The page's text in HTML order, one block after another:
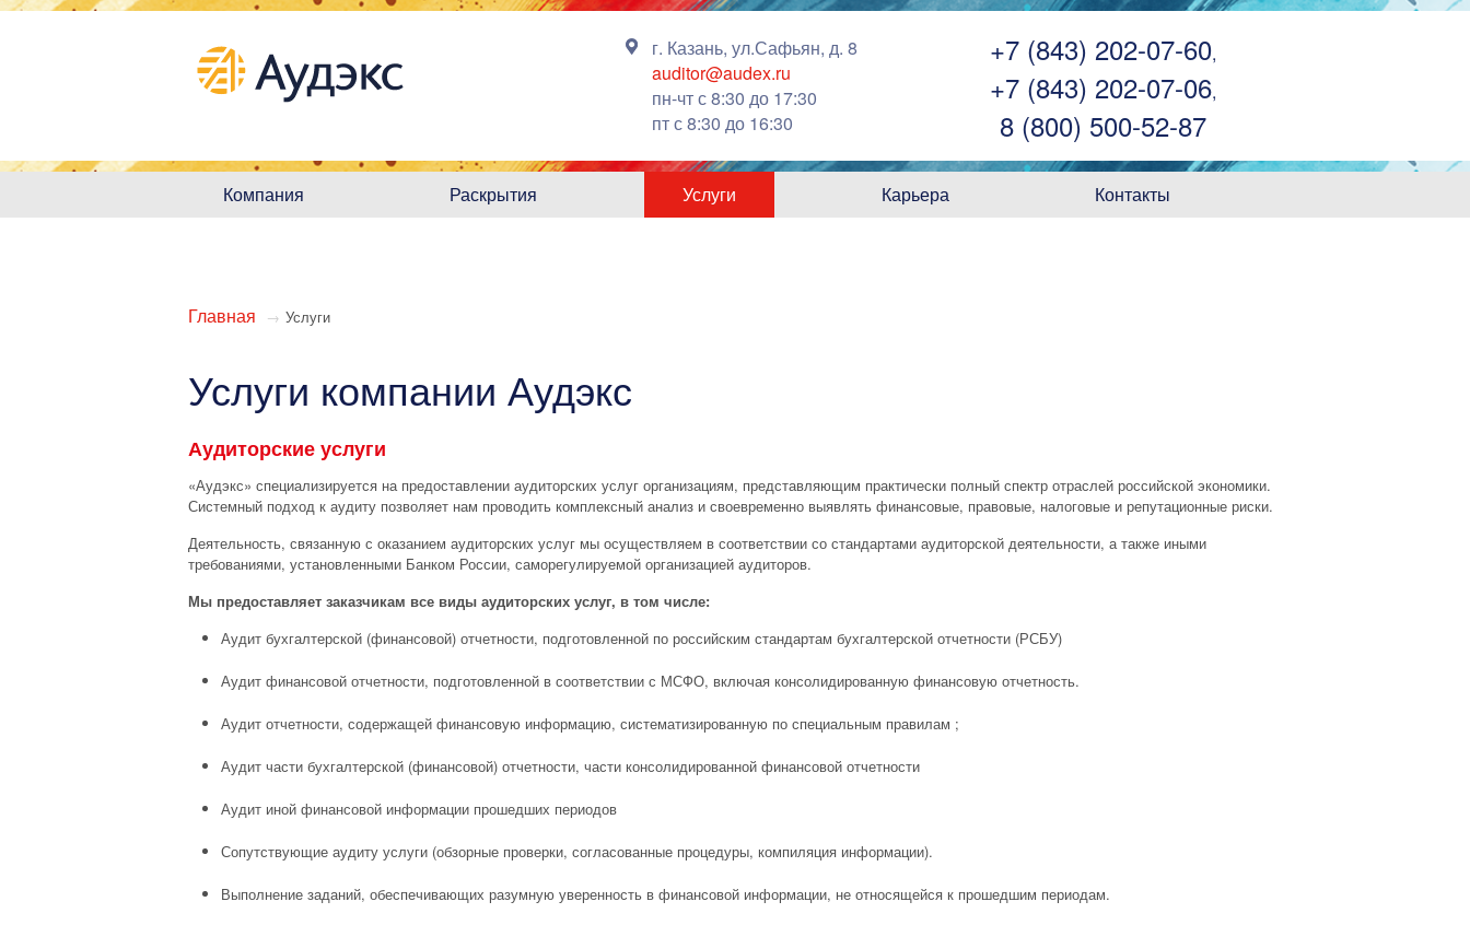
г. Казань, ул.Сафьян, д. 8
auditor@audex.ru
пн-чт с 8:30 до 17:30
пт с 8:30 до 16:30
+7 (843) 202-07-60,
+7 (843) 202-07-06,
8 (800) 500-52-87
Компания Раскрытия Услуги Карьера Контакты
Главная → Услуги
Услуги компании Аудэкс
Аудиторские услуги
«Аудэкс» специализируется на предоставлении аудиторских услуг организациям, представляющим практически полный спектр отраслей российской экономики.
Системный подход к аудиту позволяет нам проводить комплексный анализ и своевременно выявлять финансовые, правовые, налоговые и репутационные риски.
Деятельность, связанную с оказанием аудиторских услуг мы осуществляем в соответствии со стандартами аудиторской деятельности, а также иными
требованиями, установленными Банком России, саморегулируемой организацией аудиторов.
Мы предоставляет заказчикам все виды аудиторских услуг, в том числе:
Аудит бухгалтерской (финансовой) отчетности, подготовленной по российским стандартам бухгалтерской отчетности (РСБУ)
Аудит финансовой отчетности, подготовленной в соответствии с МСФО, включая консолидированную финансовую отчетность.
Аудит отчетности, содержащей финансовую информацию, систематизированную по специальным правилам ;
Аудит части бухгалтерской (финансовой) отчетности, части консолидированной финансовой отчетности
Аудит иной финансовой информации прошедших периодов
Сопутствующие аудиту услуги (обзорные проверки, согласованные процедуры, компиляция информации).
Выполнение заданий, обеспечивающих разумную уверенность в финансовой информации, не относящейся к прошедшим периодам.